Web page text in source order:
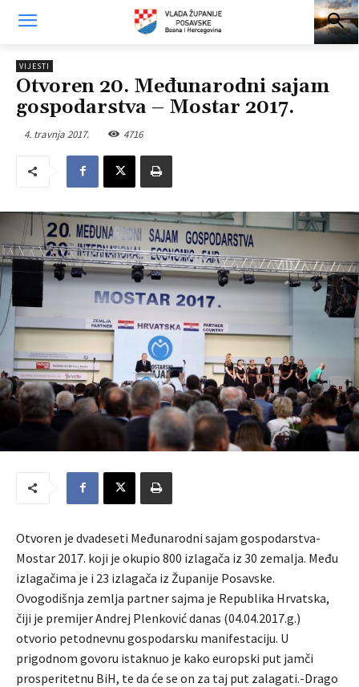
VIJESTI
Otvoren 20. Međunarodni sajam
gospodarstva – Mostar 2017.
4. travnja 2017. 4716
Otvoren je dvadeseti Međunarodni sajam gospodarstva-
Mostar 2017. koji je okupio 800 izlagača iz 30 zemalja. Među
izlagačima je i 23 izlagača iz Županije Posavske.
Ovogodišnja zemlja partner sajma je Republika Hrvatska,
čiji je premijer Andrej Plenković danas (04.04.2017.g.)
otvorio petodnevnu gospodarsku manifestaciju. U
prigodnom govoru istaknuo je kako europski put jamči
prosperitetnu BiH, te da će se on za taj put zalagati.-Drago